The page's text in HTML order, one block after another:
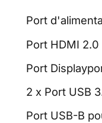
Port
Port HDMI 2.0
Port
2 x Port USB
Port USB-B